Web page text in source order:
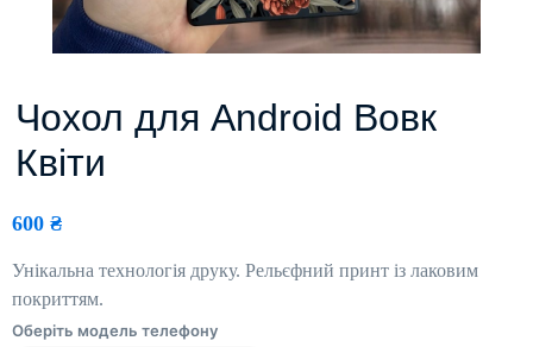
Чохол для Android Вовк
Квіти
600 ₴
Унікальна технологія друку. Рельєфний принт із лаковим
покриттям.
Оберіть модель телефону